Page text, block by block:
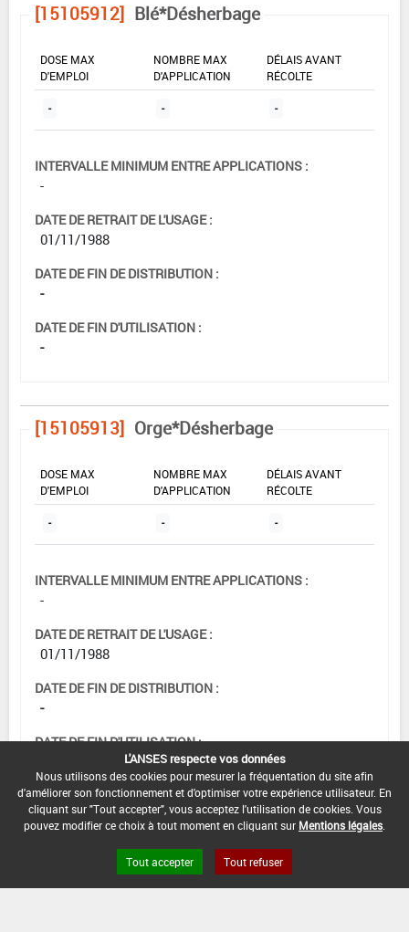
[15105912] Blé*Désherbage
DOSE MAX
D'EMPLOI
NOMBRE MAX
D'APPLICATION
DÉLAIS AVANT
RÉCOLTE
- - -
INTERVALLE MINIMUM ENTRE APPLICATIONS :
-
DATE DE RETRAIT DE L'USAGE :
01/11/1988
DATE DE FIN DE DISTRIBUTION :
-
DATE DE FIN D'UTILISATION :
-
[15105913] Orge*Désherbage
DOSE MAX
D'EMPLOI
NOMBRE MAX
D'APPLICATION
DÉLAIS AVANT
RÉCOLTE
- - -
INTERVALLE MINIMUM ENTRE APPLICATIONS :
-
DATE DE RETRAIT DE L'USAGE :
01/11/1988
DATE DE FIN DE DISTRIBUTION :
-
DATE DE FIN D'UTILISATION :
L'ANSES respecte vos données
Nous utilisons des cookies pour mesurer la fréquentation du site afin
d'améliorer son fonctionnement et d'optimiser votre expérience utilisateur. En
cliquant sur "Tout accepter", vous acceptez l'utilisation de cookies. Vous
pouvez modifier ce choix à tout moment en cliquant sur Mentions légales
Tout accepter Tout refuser